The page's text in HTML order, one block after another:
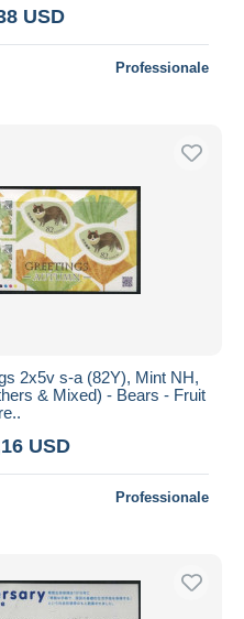
USD
Professionale
2x5v s-a (82Y), Mint NH,
& Mixed) - Bears - Fruit
USD
Professionale